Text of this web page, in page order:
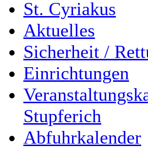
St. Cyriakus
Aktuelles
Sicherheit /
Einrichtungen
Stupferich
Abfuhrkalender